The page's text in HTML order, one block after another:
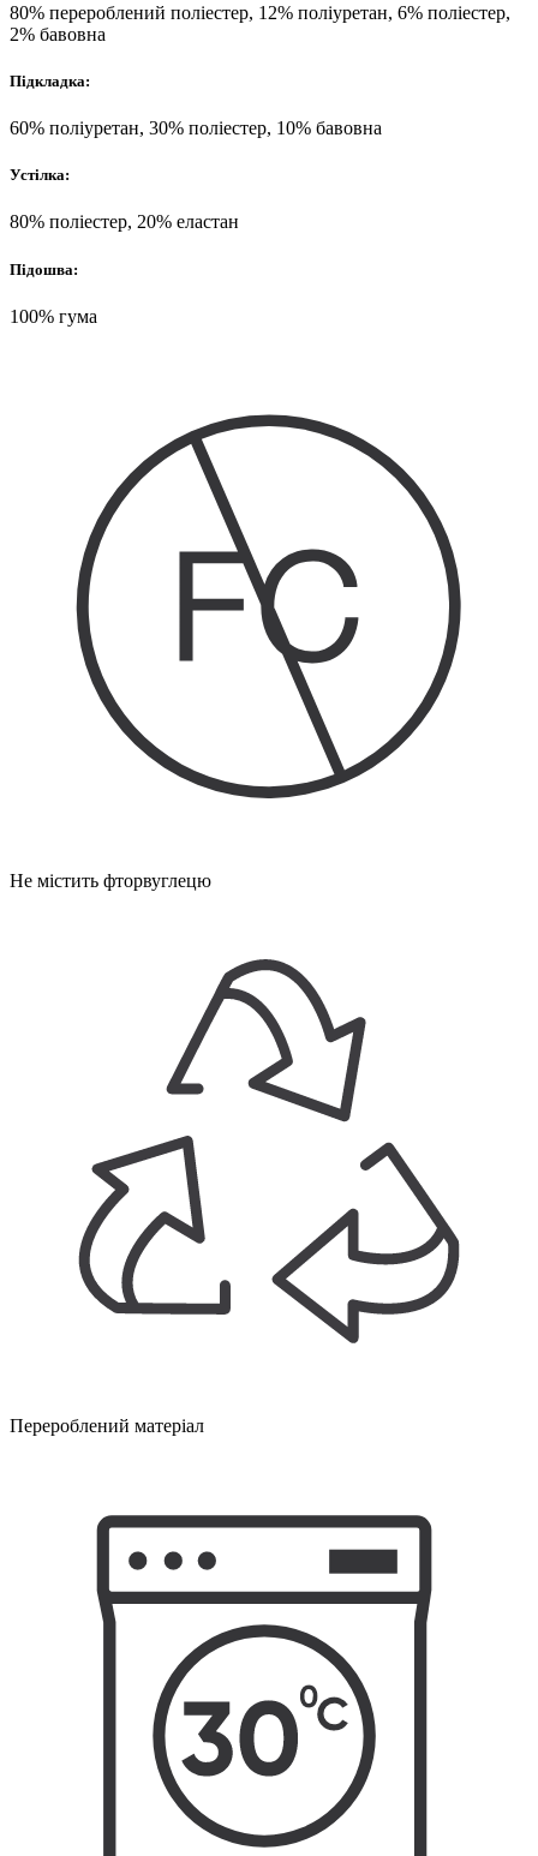
80% перероблений поліестер, 12% поліуретан, 6% поліестер,
2% бавовна
Підкладка:
60% поліуретан, 30% поліестер, 10% бавовна
Устілка:
80% поліестер, 20% еластан
Підошва:
100% гума
Не містить фторвуглецю
Перероблений матеріал